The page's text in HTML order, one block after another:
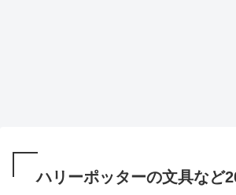
ハリーポッターの文具など